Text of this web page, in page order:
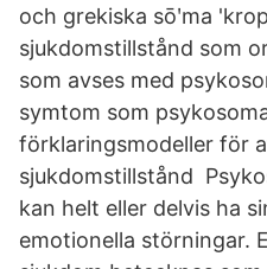
och grekiska sōʹma
sjukdomstillstånd som
som avses med
symtom som
förklaringsmodeller för
sjukdomstillstånd
kan helt eller delvis ha
emotionella störningar.